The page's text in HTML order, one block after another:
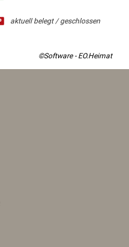
aktuell belegt / geschlossen
©Software - EO.Heimat